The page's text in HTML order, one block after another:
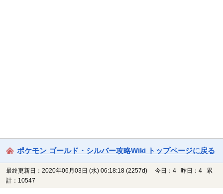
ポケモン ゴールド・シルバー攻略Wiki トップページに戻る
最終更新日：2020年06月03日 (水) 06:18:18 (2257d)
今日：4 昨日：4 累
計：10547